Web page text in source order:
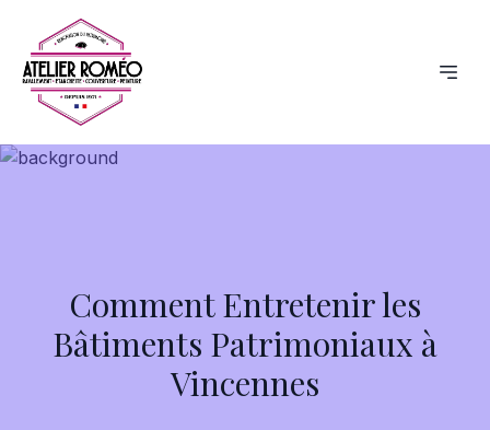
Comment Entretenir les
Bâtiments Patrimoniaux à
Vincennes